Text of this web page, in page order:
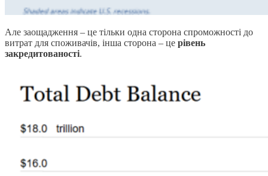
Але заощадження – це тільки одна сторона спроможності до
витрат для споживачів, інша сторона – це рівень
закредитованості.